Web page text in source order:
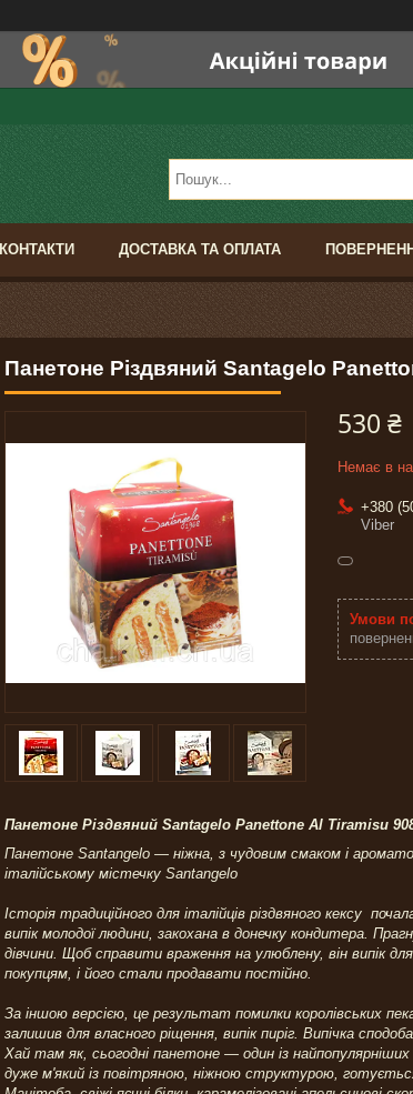
КОНТАКТИ ДОСТАВКА ТА ОПЛАТА
Панетоне Різдвяний Santagelo
530 ₴
Немає в
+380
Viber
Панетоне Різдвяний Santagelo Panettone Al Tiramisu
Панетоне Santangelo — ніжна, з чудовим смаком і
італійському містечку Santangelo
Історія традиційного для італійців різдвяного кексу
випік молодої людини, закохана в донечку кондитера.
дівчини. Щоб справити враження на улюблену, він випік
покупцям, і його стали продавати постійно.
За іншою версією, це результат помилки королівських
залишив для власного ріщення, випік пиріг. Випічка
Хай там як, сьогодні панетоне — один із
дуже м'який із повітряною, ніжною структурою,